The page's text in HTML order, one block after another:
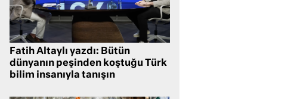
Fatih Altaylı yazdı: Bütün
dünyanın peşinden koştuğu Türk
bilim insanıyla tanışın